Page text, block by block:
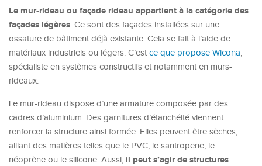
Le mur-rideau ou façade rideau appartient à la catégorie des
façades légères. Ce sont des façades installées sur une
ossature de bâtiment déjà existante. Cela se fait à l’aide de
matériaux industriels ou légers. C’est ce que propose Wicona,
spécialiste en systèmes constructifs et notamment en murs-
rideaux.
Le mur-rideau dispose d’une armature composée par des
cadres d’aluminium. Des garnitures d’étanchéité viennent
renforcer la structure ainsi formée. Elles peuvent être sèches,
alliant des matières telles que le PVC, le santropene, le
néoprène ou le silicone. Aussi, il peut s’agir de structures